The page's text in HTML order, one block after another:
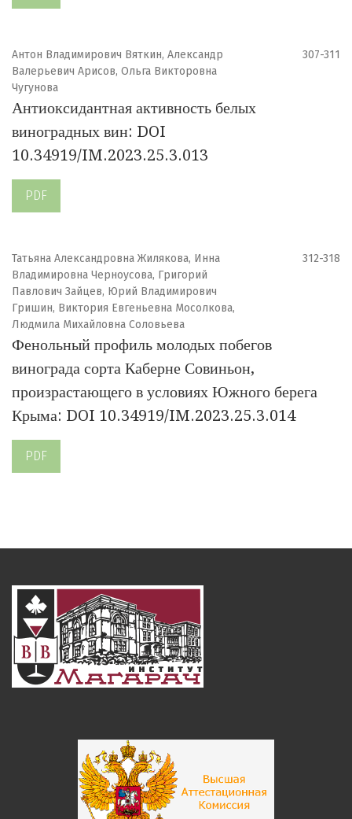
Антон Владимирович Вяткин, Александр
Валерьевич Арисов, Ольга Викторовна
Чугунова
307-311
Антиоксидантная активность белых
виноградных вин: DOI
10.34919/IM.2023.25.3.013
PDF
Татьяна Александровна Жилякова, Инна
Владимировна Черноусова, Григорий
Павлович Зайцев, Юрий Владимирович
Гришин, Виктория Евгеньевна Мосолкова,
Людмила Михайловна Соловьева
312-318
Фенольный профиль молодых побегов
винограда сорта Каберне Совиньон,
произрастающего в условиях Южного берега
Крыма: DOI 10.34919/IM.2023.25.3.014
PDF